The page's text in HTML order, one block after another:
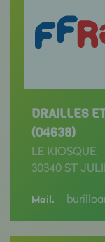
DRAILLES
(04638)
LE KIOSQUE,
30340 ST
Mail.